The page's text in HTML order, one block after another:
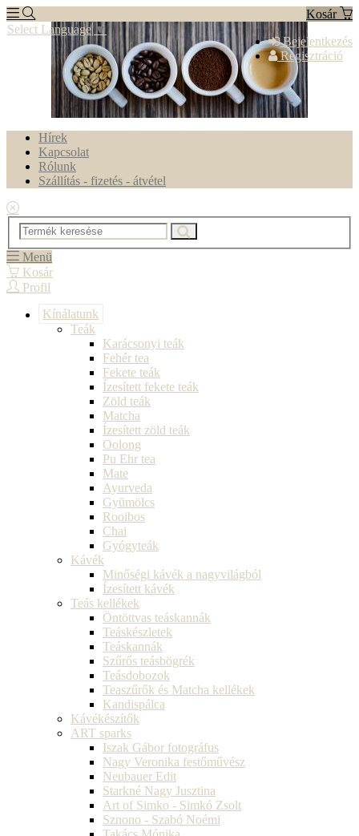
Kosár
Bejelentkezés
Regisztráció
Select Language ▼
Hírek
Kapcsolat
Rólunk
Szállítás - fizetés - átvétel
Menü
Kosár
Profil
Kínálatunk
Teák
Karácsonyi teák
Fehér tea
Fekete teák
Ízesített fekete teák
Zöld teák
Matcha
Ízesített zöld teák
Oolong
Pu Ehr tea
Mate
Ayurveda
Gyümölcs
Rooibos
Chai
Gyógyteák
Kávék
Minőségi kávék a nagyvilágból
Ízesített kávék
Teás kellékek
Öntöttvas teáskannák
Teáskészletek
Teáskannák
Szűrős teásbögrék
Teásdobozok
Teaszűrők és Matcha kellékek
Kandispálca
Kávékészítők
ART sparks
Iszak Gábor fotográfus
Nagy Veronika festőművész
Neubauer Edit
Starkné Nagy Jusztina
Art of Simko - Simkó Zsolt
Sznono - Szabó Noémi